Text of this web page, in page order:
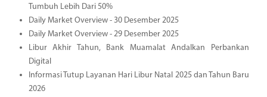
Tumbuh Lebih Dari 50%
Daily Market Overview - 30 Desember 2025
Daily Market Overview - 29 Desember 2025
Libur Akhir Tahun, Bank Muamalat Andalkan Perbankan
Digital
Informasi Tutup Layanan Hari Libur Natal 2025 dan Tahun Baru
2026